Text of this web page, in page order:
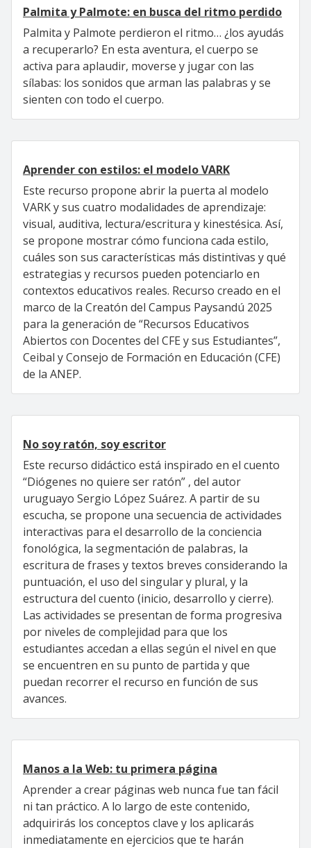
Palmita y Palmote: en busca del ritmo perdido
Palmita y Palmote perdieron el ritmo… ¿los ayudás
a recuperarlo? En esta aventura, el cuerpo se
activa para aplaudir, moverse y jugar con las
sílabas: los sonidos que arman las palabras y se
sienten con todo el cuerpo.
Aprender con estilos: el modelo VARK
Este recurso propone abrir la puerta al modelo
VARK y sus cuatro modalidades de aprendizaje:
visual, auditiva, lectura/escritura y kinestésica. Así,
se propone mostrar cómo funciona cada estilo,
cuáles son sus características más distintivas y qué
estrategias y recursos pueden potenciarlo en
contextos educativos reales. Recurso creado en el
marco de la Creatón del Campus Paysandú 2025
para la generación de “Recursos Educativos
Abiertos con Docentes del CFE y sus Estudiantes”,
Ceibal y Consejo de Formación en Educación (CFE)
de la ANEP.
No soy ratón, soy escritor
Este recurso didáctico está inspirado en el cuento
“Diógenes no quiere ser ratón” , del autor
uruguayo Sergio López Suárez. A partir de su
escucha, se propone una secuencia de actividades
interactivas para el desarrollo de la conciencia
fonológica, la segmentación de palabras, la
escritura de frases y textos breves considerando la
puntuación, el uso del singular y plural, y la
estructura del cuento (inicio, desarrollo y cierre).
Las actividades se presentan de forma progresiva
por niveles de complejidad para que los
estudiantes accedan a ellas según el nivel en que
se encuentren en su punto de partida y que
puedan recorrer el recurso en función de sus
avances.
Manos a la Web: tu primera página
Aprender a crear páginas web nunca fue tan fácil
ni tan práctico. A lo largo de este contenido,
adquirirás los conceptos clave y los aplicarás
inmediatamente en ejercicios que te harán